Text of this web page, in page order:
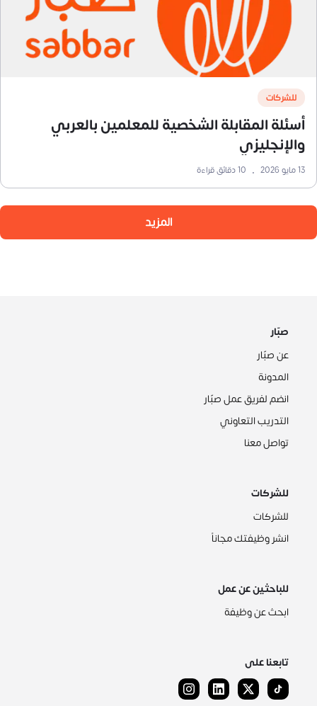
للشركات
أسئلة المقابلة الشخصية للمعلمين بالعربي
والإنجليزي
13 مايو 2026 •
10دقائق قراءة
المزيد
صبّار
عن صبّار
المدونة
انضم لفريق عمل صبّار
التدريب التعاوني
تواصل معنا
للشركات
للشركات
انشر وظيفتك مجاناً
للباحثين عن عمل
ابحث عن وظيفة
تابعنا على